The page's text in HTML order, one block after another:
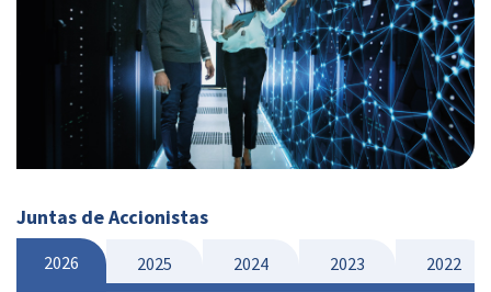
Juntas de Accionistas
2026 2025 2024 2023 2022